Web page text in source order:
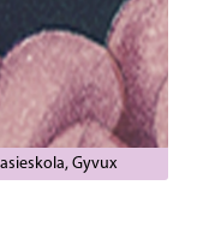
Gyvux